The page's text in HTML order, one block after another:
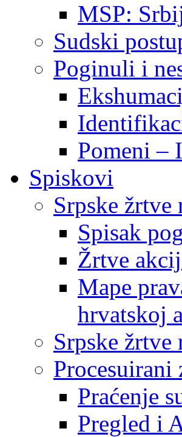
MSP:
Sudski
Poginuli i
Pomeni –
Spiskovi
Srpske
Spisak
Žrtve
Mape
hrvatskoj
Srpske
Procesuirani
Praćenje
Pregled i